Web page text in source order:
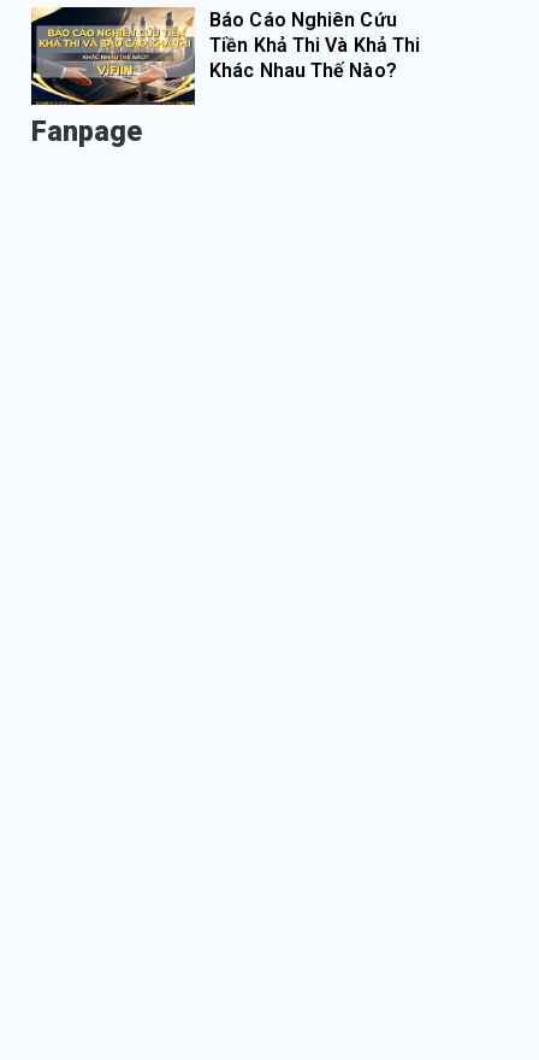
Báo Cáo Nghiên Cứu
Tiền Khả Thi Và Khả Thi
Khác Nhau Thế Nào?
Fanpage